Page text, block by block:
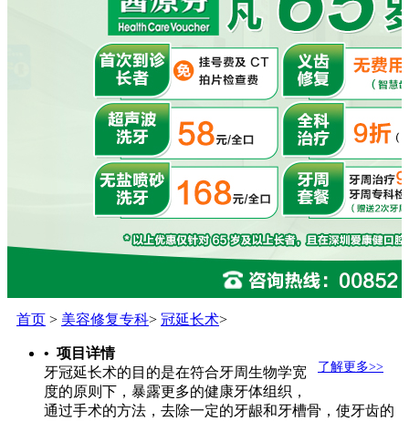
首页 > 美容修复专科> 冠延长术>
• 项目详情
了解更多>>
牙冠延长术的目的是在符合牙周生物学宽
度的原则下，暴露更多的健康牙体组织，
通过手术的方法，去除一定的牙龈和牙槽骨，使牙齿的